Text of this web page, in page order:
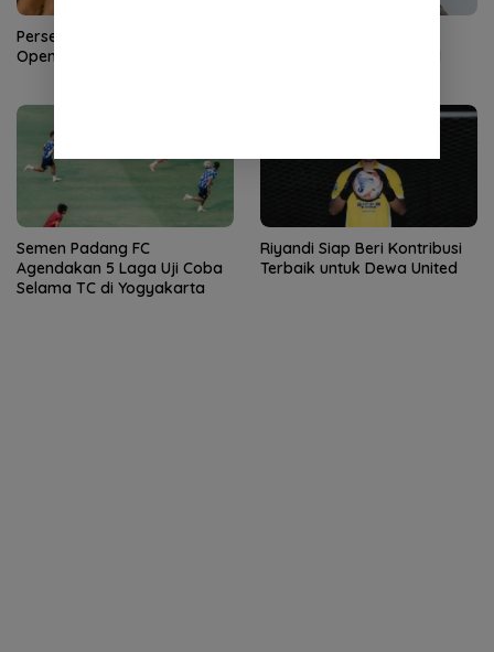
Persebaya Maksimalkan
Open Play dan Set Pieces
Semen Padang FC
Agendakan 5 Laga Uji Coba
Selama TC di Yogyakarta
Riyandi Siap Beri Kontribusi
Terbaik untuk Dewa United